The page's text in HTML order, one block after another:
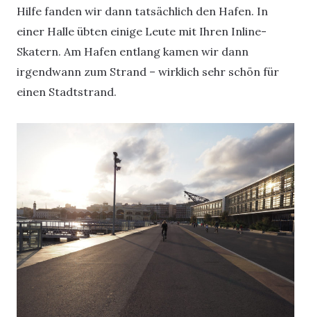
Hilfe fanden wir dann tatsächlich den Hafen. In
einer Halle übten einige Leute mit Ihren Inline-
Skatern. Am Hafen entlang kamen wir dann
irgendwann zum Strand – wirklich sehr schön für
einen Stadtstrand.